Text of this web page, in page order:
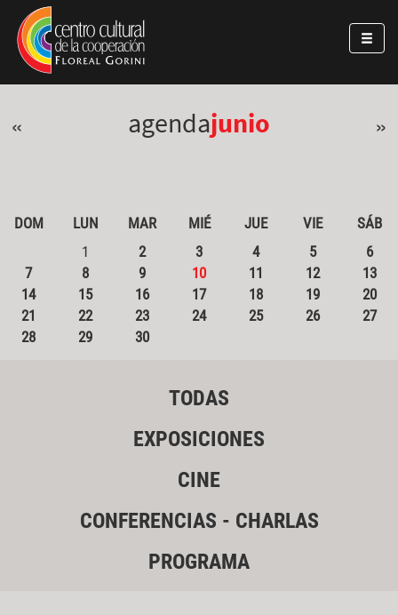
Pasar al contenido principal
Jump to main content
« agendajunio »
DOM LUN MAR MIÉ JUE VIE
SÁB
1
2 3 4 5
6
7
8 9 10 11 12
13
14
15 16 17 18 19
20
21
22 23 24 25 26
27
28
29 30
TODAS
EXPOSICIONES
CINE
CONFERENCIAS - CHARLAS
PROGRAMA